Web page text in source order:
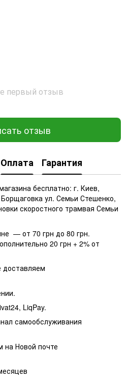
первый отзыв
отзыв
Оплата Гарантия
бесплатно: г. Киев,
ул. Семьи Стешенко,
скоростного трамвая Семьи
— от 70 грн до 80 грн.
20 грн + 2% от
доставляем
LiqPay.
самообслуживания
Новой почте